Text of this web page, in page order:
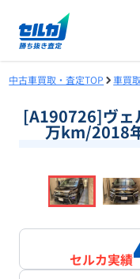
中古車買取・査定TOP 車買
[A190726]ヴェ
万km/2018
セルカ実績